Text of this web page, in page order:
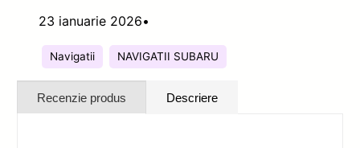
23 ianuarie 2026•
Navigatii NAVIGATII SUBARU
Recenzie produs Descriere